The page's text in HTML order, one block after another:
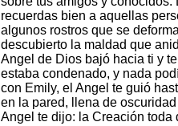
recuerdas bien a aquellas
algunos rostros que se
descubierto la maldad que
Angel de Dios bajó hacia ti y
estaba condenado, y nada
con Emily, el Angel te guió
en la pared, llena de
Angel te dijo: la Creación toda